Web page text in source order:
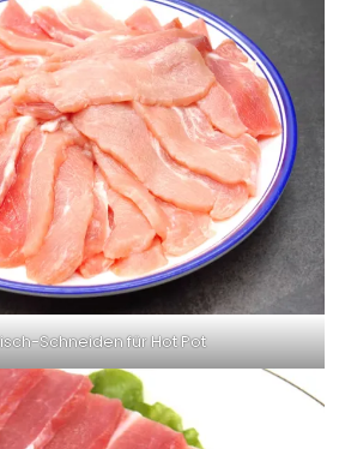
Schneiden für Hot Pot